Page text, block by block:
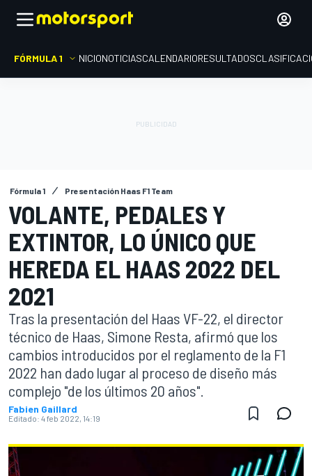
FÓRMULA 1 INICIONOTICIASCALENDARIORESULTADOS
Fórmula 1 Presentación Haas F1 Team
VOLANTE, PEDALES Y
EXTINTOR, LO ÚNICO QUE
HEREDA EL HAAS 2022 DEL
2021
Tras la presentación del Haas VF-22, el director
técnico de Haas, Simone Resta, afirmó que los
cambios introducidos por el reglamento de la F1
2022 han dado lugar al proceso de diseño más
complejo "de los últimos 20 años".
Fabien Gaillard
Editado: 4 feb 2022, 14:19